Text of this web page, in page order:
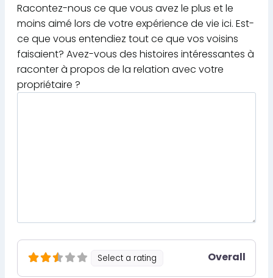
Racontez-nous ce que vous avez le plus et le
moins aimé lors de votre expérience de vie ici. Est-
ce que vous entendiez tout ce que vos voisins
faisaient? Avez-vous des histoires intéressantes à
raconter à propos de la relation avec votre
propriétaire ?
Select a rating Overall